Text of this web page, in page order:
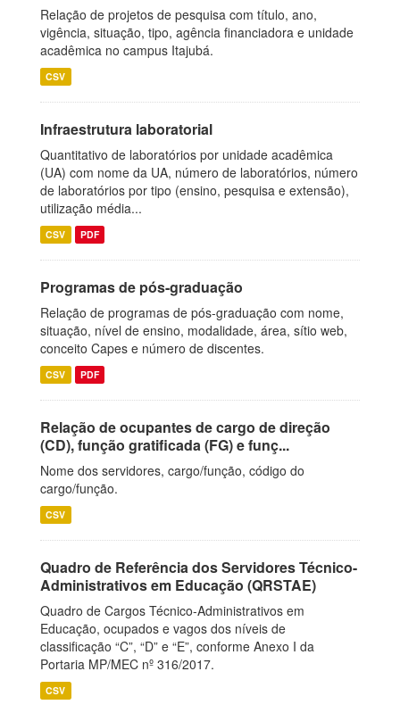
Relação de projetos de pesquisa com título, ano,
vigência, situação, tipo, agência financiadora e unidade
acadêmica no campus Itajubá.
CSV
Infraestrutura laboratorial
Quantitativo de laboratórios por unidade acadêmica
(UA) com nome da UA, número de laboratórios, número
de laboratórios por tipo (ensino, pesquisa e extensão),
utilização média...
CSV PDF
Programas de pós-graduação
Relação de programas de pós-graduação com nome,
situação, nível de ensino, modalidade, área, sítio web,
conceito Capes e número de discentes.
CSV PDF
Relação de ocupantes de cargo de direção
(CD), função gratificada (FG) e funç...
Nome dos servidores, cargo/função, código do
cargo/função.
CSV
Quadro de Referência dos Servidores Técnico-
Administrativos em Educação (QRSTAE)
Quadro de Cargos Técnico-Administrativos em
Educação, ocupados e vagos dos níveis de
classificação “C”, “D” e “E”, conforme Anexo I da
Portaria MP/MEC nº 316/2017.
CSV